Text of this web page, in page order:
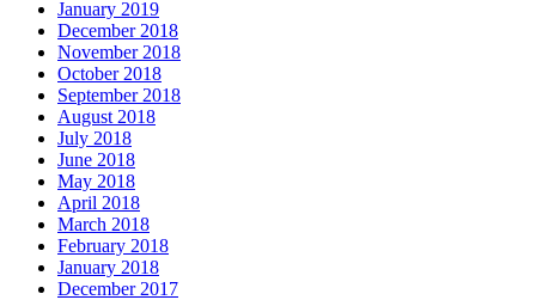
January 2019
December 2018
November 2018
October 2018
September 2018
August 2018
July 2018
June 2018
May 2018
April 2018
March 2018
February 2018
January 2018
December 2017